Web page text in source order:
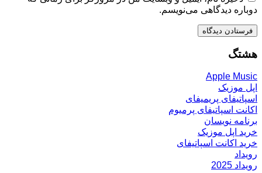
دوباره دیدگاهی می‌نویسم.
هشتگ
Apple Music
اپل موزیک
اسپاتیفای پریمیفای
اکانت اسپاتیفای پرمیوم
برنامه نویسان
خرید اپل موزیک
خرید اکانت اسپاتیفای
رویداد
رویداد 2025